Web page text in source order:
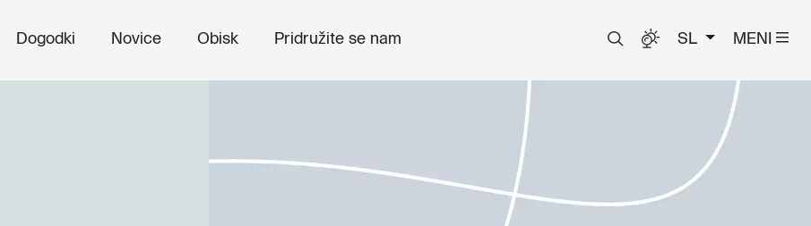
Dogodki Novice Obisk Pridružite se nam SL MENI